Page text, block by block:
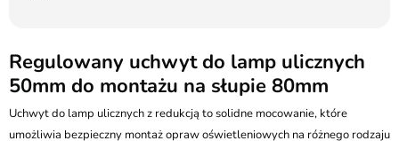
(od 1000 zł dla gabarytów, nie dotyczy produktów 3m)
Pobranie:
Poczta Polska Kurier 48H - 16 zł
Kurier GLS - 20 zł
Batalionów Chłopskich 12, 94-058 Łódź
506 336 320
kontakt@ledstyl.pl
Regulowany uchwyt do lamp ulicznych
50mm do montażu na słupie 80mm
Uchwyt do lamp ulicznych z redukcją to solidne mocowanie, które
umożliwia bezpieczny montaż opraw oświetleniowych na różnego rodzaju